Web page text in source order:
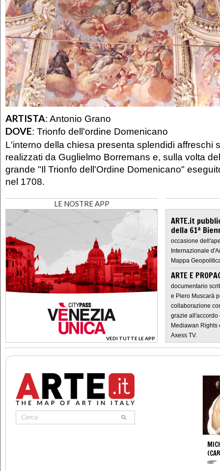
ARTISTA: Antonio Grano
DOVE: Trionfo dell'ordine Domenicano
L'interno della chiesa presenta splendidi affreschi
realizzati da Guglielmo Borremans e, sulla volta
grande "Il Trionfo dell'Ordine Domenicano"
nel 1708.
LE NOSTRE APP
VEDI TUTTE LE APP
>
ARTE.it
della 61ª
occasione
Internazionale
Mappa
ARTE E
documentario
e Piero Muscarà
collaborazione
grazie all'accordo
Mediawan Rights
Axess TV.